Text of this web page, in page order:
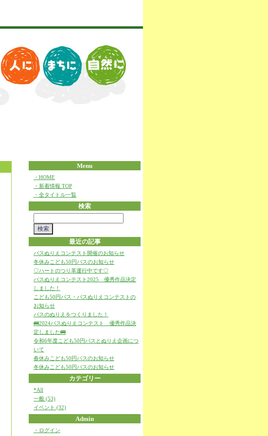
Menu
・HOME
・新着情報 TOP
・全タイトル一覧
検索
最近の記事
バスぬりえコンテスト開催のお知らせ
冬休みこども50円バスのお知らせ
♡ハートのつり革運行中です♡
バスぬりえコンテスト2025 優秀作品決定
しました！
こども50円バス・バスぬりえコンテストの
お知らせ
バスのぬりえをつくりました！
🚌2024バスぬりえコンテスト 優秀作品決
定しました🚌
令和6年度こども50円バスとぬりえ企画につ
いて
春休みこども50円バスのお知らせ
冬休みこども50円バスのお知らせ
カテゴリー
*All
一般 (53)
イベント (32)
Admin
・ログイン